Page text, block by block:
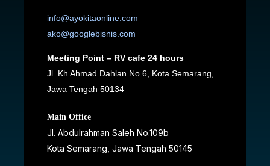
info@ayokitaonline.com
ako@googlebisnis.com
Meeting Point – RV cafe 24 hours
Jl. Kh Ahmad Dahlan No.6, Kota Semarang,
Jawa Tengah 50134
Main Office
Jl. Abdulrahman Saleh No.109b
Kota Semarang, Jawa Tengah 50145